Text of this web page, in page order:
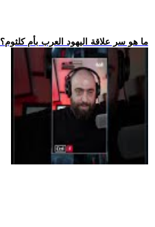
.. ما هو سر علاقة اليهود العرب بأم كلثوم؟